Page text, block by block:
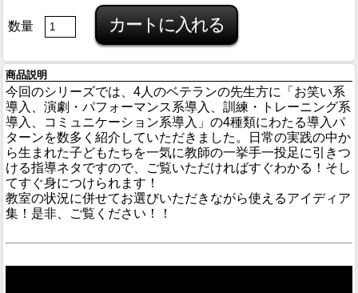
数量
商品説明
今回のシリーズでは、4人のベテランの先生方に「お笑い系
導入、演劇・パフォーマンス系導入、訓練・トレーニング系
導入、コミュニケーション系導入」の4種類にわたる導入パ
ターンを数多く紹介していただきました。日常の実践の中か
ら生まれた子どもたちを一気に教師の一挙手一投足に引きつ
ける指導ネタですので、ご覧いただければすぐわかる！そし
てすぐ身につけられます！
教室の状況に併せてお選びいただきながら使えるアイディア
集！是非、ご覧ください！！